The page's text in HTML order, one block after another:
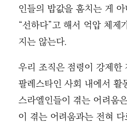
인들의 밥값을 훔치는 게
“선하다”고 해서 억압 체제
지는 않는다.
우리 조직은 점령이 강제한
팔레스타인 사회 내에서 활
스라엘인들이 겪는 어려움
이 겪는 어려움과는 전혀 다